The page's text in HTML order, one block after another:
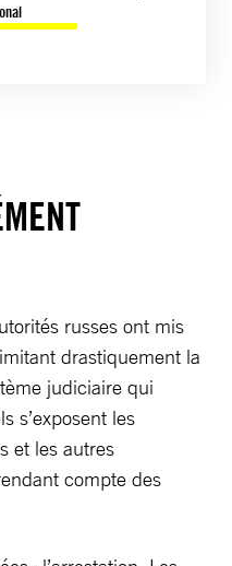
russes ont mis
drastiquement la
judiciaire qui
s’exposent les
et les autres
compte des